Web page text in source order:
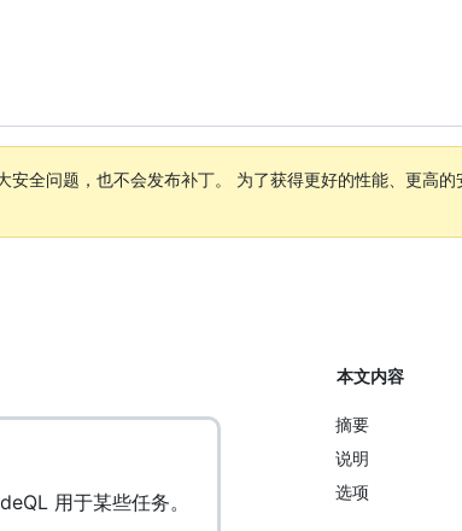
安全问题，也不会发布补丁。 为了获得更好的性能、更高
用于某些任务。
本文内容
摘要
说明
选项